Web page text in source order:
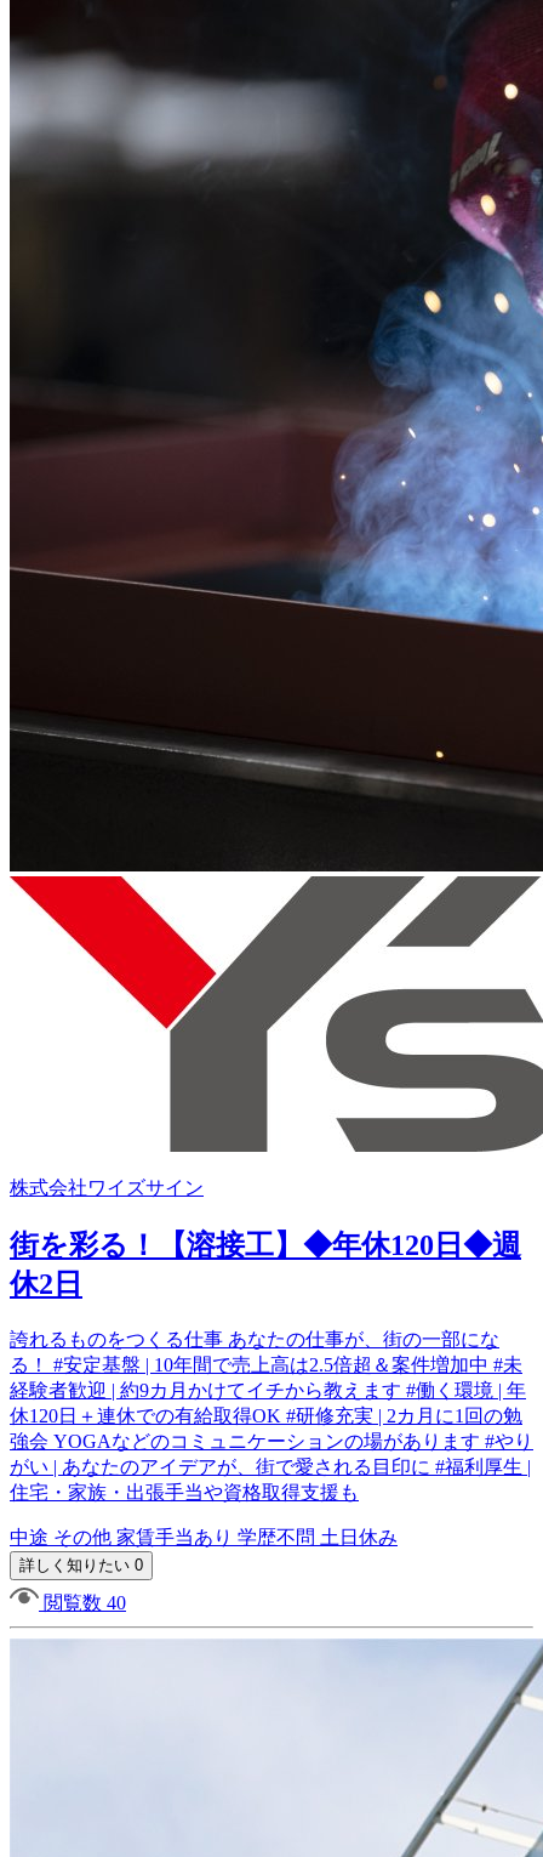
株式会社ワイズサイン
街を彩る！【溶接工】◆年休120日◆週
休2日
誇れるものをつくる仕事 あなたの仕事が、街の一部にな
る！ #安定基盤 | 10年間で売上高は2.5倍超＆案件増加中 #未
経験者歓迎 | 約9カ月かけてイチから教えます #働く環境 | 年
休120日＋連休での有給取得OK #研修充実 | 2カ月に1回の勉
強会 YOGAなどのコミュニケーションの場があります #やり
がい | あなたのアイデアが、街で愛される目印に #福利厚生 |
住宅・家族・出張手当や資格取得支援も
中途 その他 家賃手当あり 学歴不問 土日休み
詳しく知りたい 0
閲覧数 40